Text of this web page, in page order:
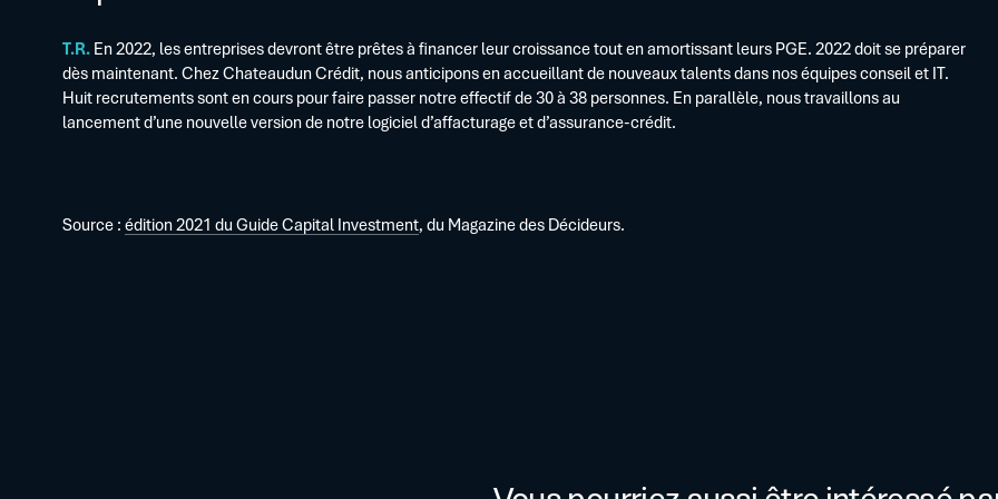
T.R. En 2022, les entreprises devront être prêtes à financer leur croissance tout en amortissant leurs PGE. 2022 doit se préparer
dès maintenant. Chez Chateaudun Crédit, nous anticipons en accueillant de nouveaux talents dans nos équipes conseil et IT.
Huit recrutements sont en cours pour faire passer notre effectif de 30 à 38 personnes. En parallèle, nous travaillons au
lancement d’une nouvelle version de notre logiciel d’affacturage et d’assurance-crédit.
Source : édition 2021 du Guide Capital Investment, du Magazine des Décideurs.